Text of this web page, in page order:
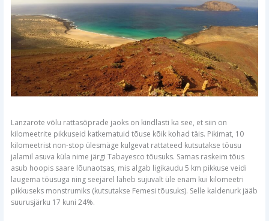
Lanzarote võlu rattasõprade jaoks on kindlasti ka see, et siin on
kilomeetrite pikkuseid katkematuid tõuse kõik kohad täis. Pikimat, 10
kilomeetrist non-stop ülesmäge kulgevat rattateed kutsutakse tõusu
jalamil asuva küla nime järgi Tabayesco tõusuks. Samas raskeim tõus
asub hoopis saare lõunaotsas, mis algab ligikaudu 5 km pikkuse veidi
laugema tõusuga ning seejärel läheb sujuvalt üle enam kui kilomeetri
pikkuseks monstrumiks (kutsutakse Femesi tõusuks). Selle kaldenurk jääb
suurusjärku 17 kuni 24%.